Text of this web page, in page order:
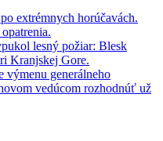
extrémnych horúčavách.
lesný požiar: Blesk
Kranjskej Gore.
generálneho
vedúcom rozhodnúť už